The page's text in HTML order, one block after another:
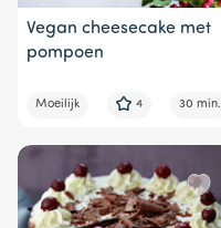
Vegan cheesecake met
pompoen
Moeilijk 4 30 min.